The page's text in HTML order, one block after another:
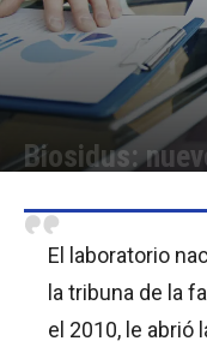
Biosidus:
El laboratorio
la tribuna de la
el 2010, le abrió